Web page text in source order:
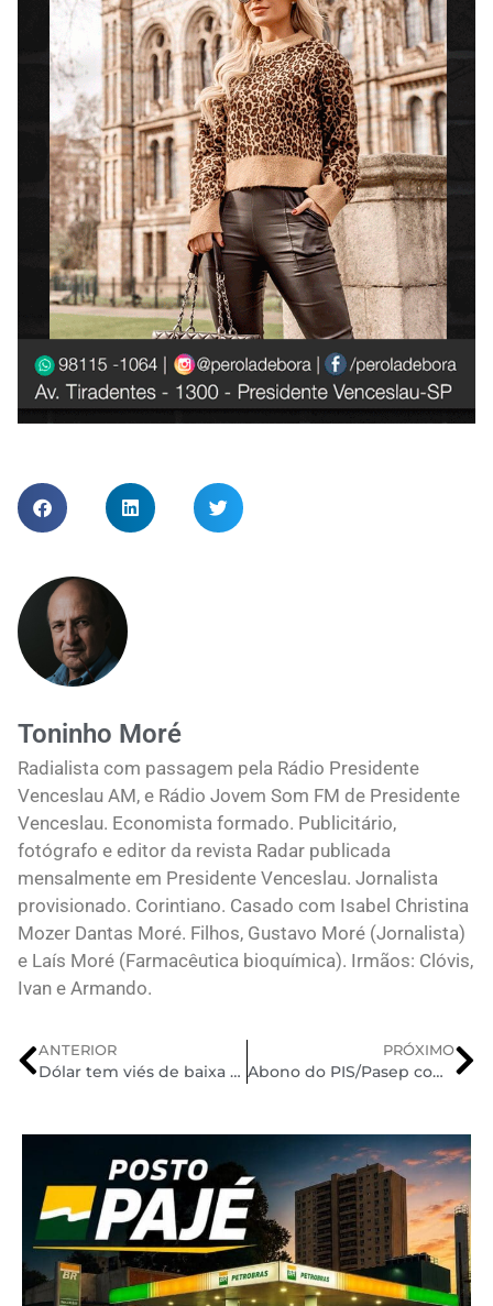
Toninho Moré
Radialista com passagem pela Rádio Presidente
Venceslau AM, e Rádio Jovem Som FM de Presidente
Venceslau. Economista formado. Publicitário,
fotógrafo e editor da revista Radar publicada
mensalmente em Presidente Venceslau. Jornalista
provisionado. Corintiano. Casado com Isabel Christina
Mozer Dantas Moré. Filhos, Gustavo Moré (Jornalista)
e Laís Moré (Farmacêutica bioquímica). Irmãos: Clóvis,
Ivan e Armando.
ANTERIOR
Dólar tem viés de baixa com exterior
PRÓXIMO
Abono do PIS/Pasep começa a ser pago na próxima quinta-feira